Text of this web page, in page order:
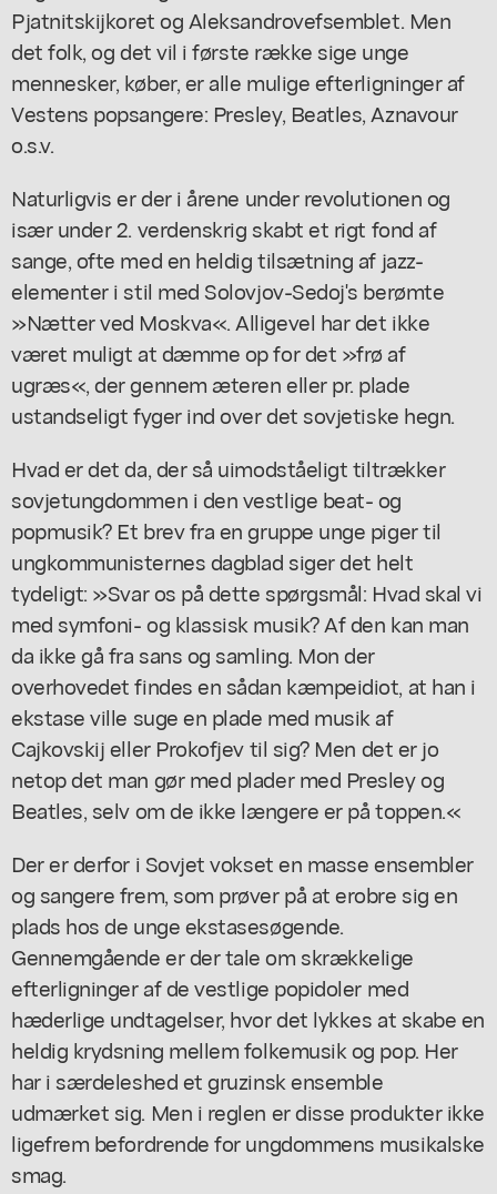
Pjatnitskijkoret og Aleksandrovefsemblet. Men
det folk, og det vil i første række sige unge
mennesker, køber, er alle mulige efterligninger af
Vestens popsangere: Presley, Beatles, Aznavour
o.s.v.
Naturligvis er der i årene under revolutionen og
især under 2. verdenskrig skabt et rigt fond af
sange, ofte med en heldig tilsætning af jazz-
elementer i stil med Solovjov-Sedoj's berømte
»Nætter ved Moskva«. Alligevel har det ikke
været muligt at dæmme op for det »frø af
ugræs«, der gennem æteren eller pr. plade
ustandseligt fyger ind over det sovjetiske hegn.
Hvad er det da, der så uimodståeligt tiltrækker
sovjetungdommen i den vestlige beat- og
popmusik? Et brev fra en gruppe unge piger til
ungkommunisternes dagblad siger det helt
tydeligt: »Svar os på dette spørgsmål: Hvad skal vi
med symfoni- og klassisk musik? Af den kan man
da ikke gå fra sans og samling. Mon der
overhovedet findes en sådan kæmpeidiot, at han i
ekstase ville suge en plade med musik af
Cajkovskij eller Prokofjev til sig? Men det er jo
netop det man gør med plader med Presley og
Beatles, selv om de ikke længere er på toppen.«
Der er derfor i Sovjet vokset en masse ensembler
og sangere frem, som prøver på at erobre sig en
plads hos de unge ekstasesøgende.
Gennemgående er der tale om skrækkelige
efterligninger af de vestlige popidoler med
hæderlige undtagelser, hvor det lykkes at skabe en
heldig krydsning mellem folkemusik og pop. Her
har i særdeleshed et gruzinsk ensemble
udmærket sig. Men i reglen er disse produkter ikke
ligefrem befordrende for ungdommens musikalske
smag.